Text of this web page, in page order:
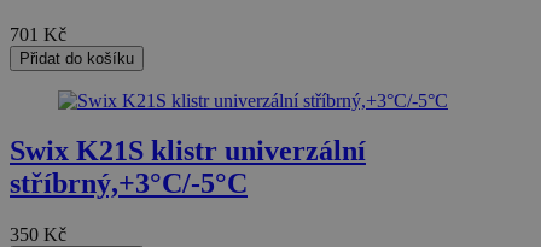
701 Kč
Přidat do košíku
Swix K21S klistr univerzální
stříbrný,+3°C/-5°C
350 Kč